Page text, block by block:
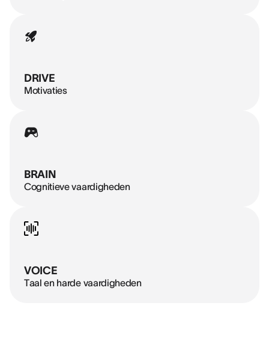
DRIVE
Motivaties
BRAIN
Cognitieve vaardigheden
VOICE
Taal en harde vaardigheden